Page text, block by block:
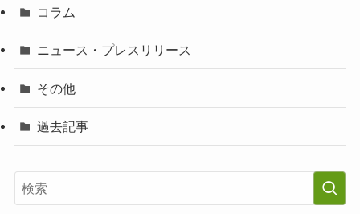
コラム
ニュース・プレスリリース
その他
過去記事